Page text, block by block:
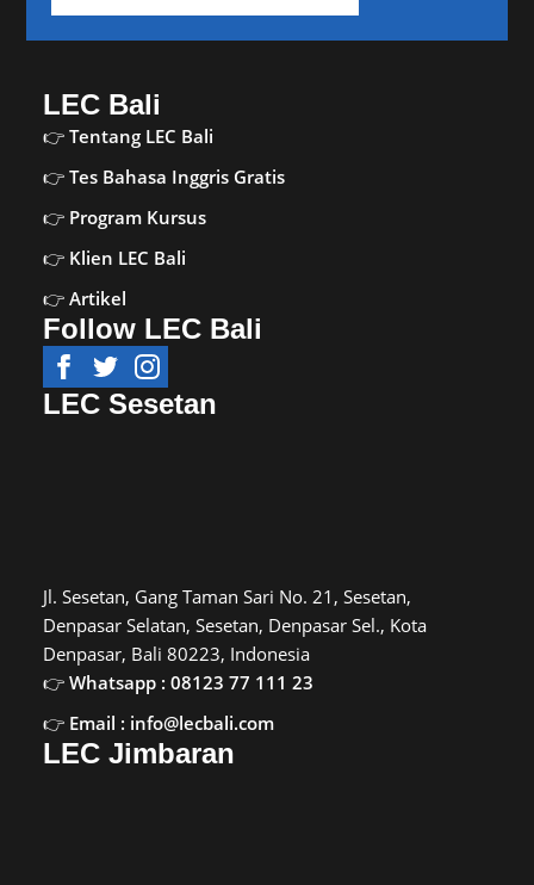
LEC Bali
Tentang LEC Bali
Tes Bahasa Inggris Gratis
Program Kursus
Klien LEC Bali
Artikel
Follow LEC Bali
LEC Sesetan
Jl. Sesetan, Gang Taman Sari No. 21, Sesetan,
Denpasar Selatan, Sesetan, Denpasar Sel., Kota
Denpasar, Bali 80223, Indonesia
Whatsapp : 08123 77 111 23
Email : info@lecbali.com
LEC Jimbaran